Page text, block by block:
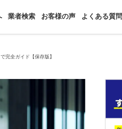
業者検索 お客様の声 よくある質問
完全ガイド【保存版】